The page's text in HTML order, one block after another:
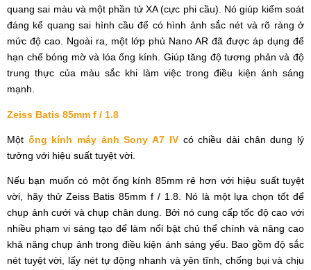
quang sai màu và một phần tử XA (cực phi cầu). Nó giúp kiểm soát
đáng kể quang sai hình cầu để có hình ảnh sắc nét và rõ ràng ở
mức độ cao. Ngoài ra, một lớp phủ Nano AR đã được áp dụng để
hạn chế bóng mờ và lóa ống kính. Giúp tăng độ tương phản và độ
trung thực của màu sắc khi làm việc trong điều kiện ánh sáng
mạnh.
Zeiss Batis 85mm f / 1.8
Một ống kính máy ảnh Sony A7 IV có chiều dài chân dung lý
tưởng với hiệu suất tuyệt vời.
Nếu bạn muốn có một ống kính 85mm rẻ hơn với hiệu suất tuyệt
vời, hãy thử Zeiss Batis 85mm f / 1.8. Nó là một lựa chọn tốt để
chụp ảnh cưới và chụp chân dung. Bởi nó cung cấp tốc độ cao với
nhiều phạm vi sáng tạo để làm nổi bật chủ thể chính và nâng cao
khả năng chụp ảnh trong điều kiện ánh sáng yếu. Bao gồm độ sắc
nét tuyệt vời, lấy nét tự động nhanh và yên tĩnh, chống bụi và chịu